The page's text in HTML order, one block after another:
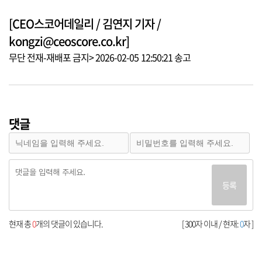
[CEO스코어데일리 / 김연지 기자 /
kongzi@ceoscore.co.kr]
무단 전재-재배포 금지> 2026-02-05 12:50:21 송고
댓글
등록
[ 300자 이내 / 현재:0자 ]
현재 총0개의 댓글이 있습니다.